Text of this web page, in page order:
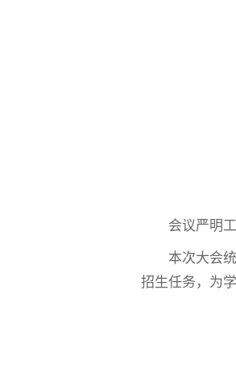
会议严明
本次大会
招生任务，为